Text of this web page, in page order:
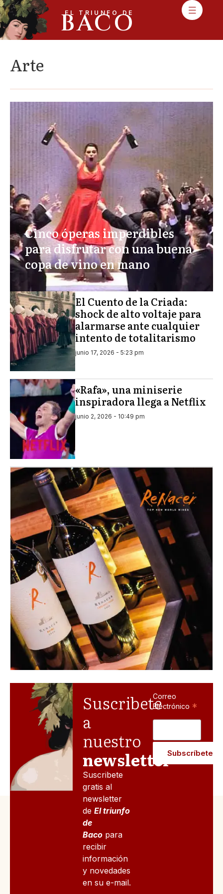
EL TRIUNFO DE
BACO
Arte
Cinco óperas imperdibles
para disfrutar con una buena
copa de vino en mano
El Cuento de la Criada:
shock de alto voltaje para
alarmarse ante cualquier
intento de totalitarismo
junio 17, 2026 - 5:23 pm
«Rafa», una miniserie
inspiradora llega a Netflix
junio 2, 2026 - 10:49 pm
Suscribete
a
nuestro
newsletter
Suscribete
gratis al
newsletter
deEl triunfo
de
Baco para
recibir
información
y novedades
en su e-mail.
Correo
Electrónico *